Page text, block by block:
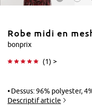
Robe midi en
bonprix
(1) >
Dessus: 96% polyester,
Descriptif article